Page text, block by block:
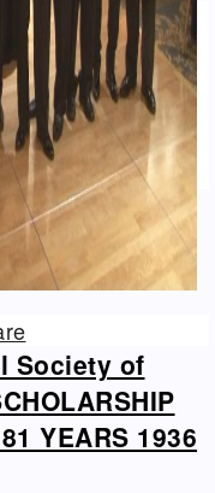
Society of
YEARS 1936